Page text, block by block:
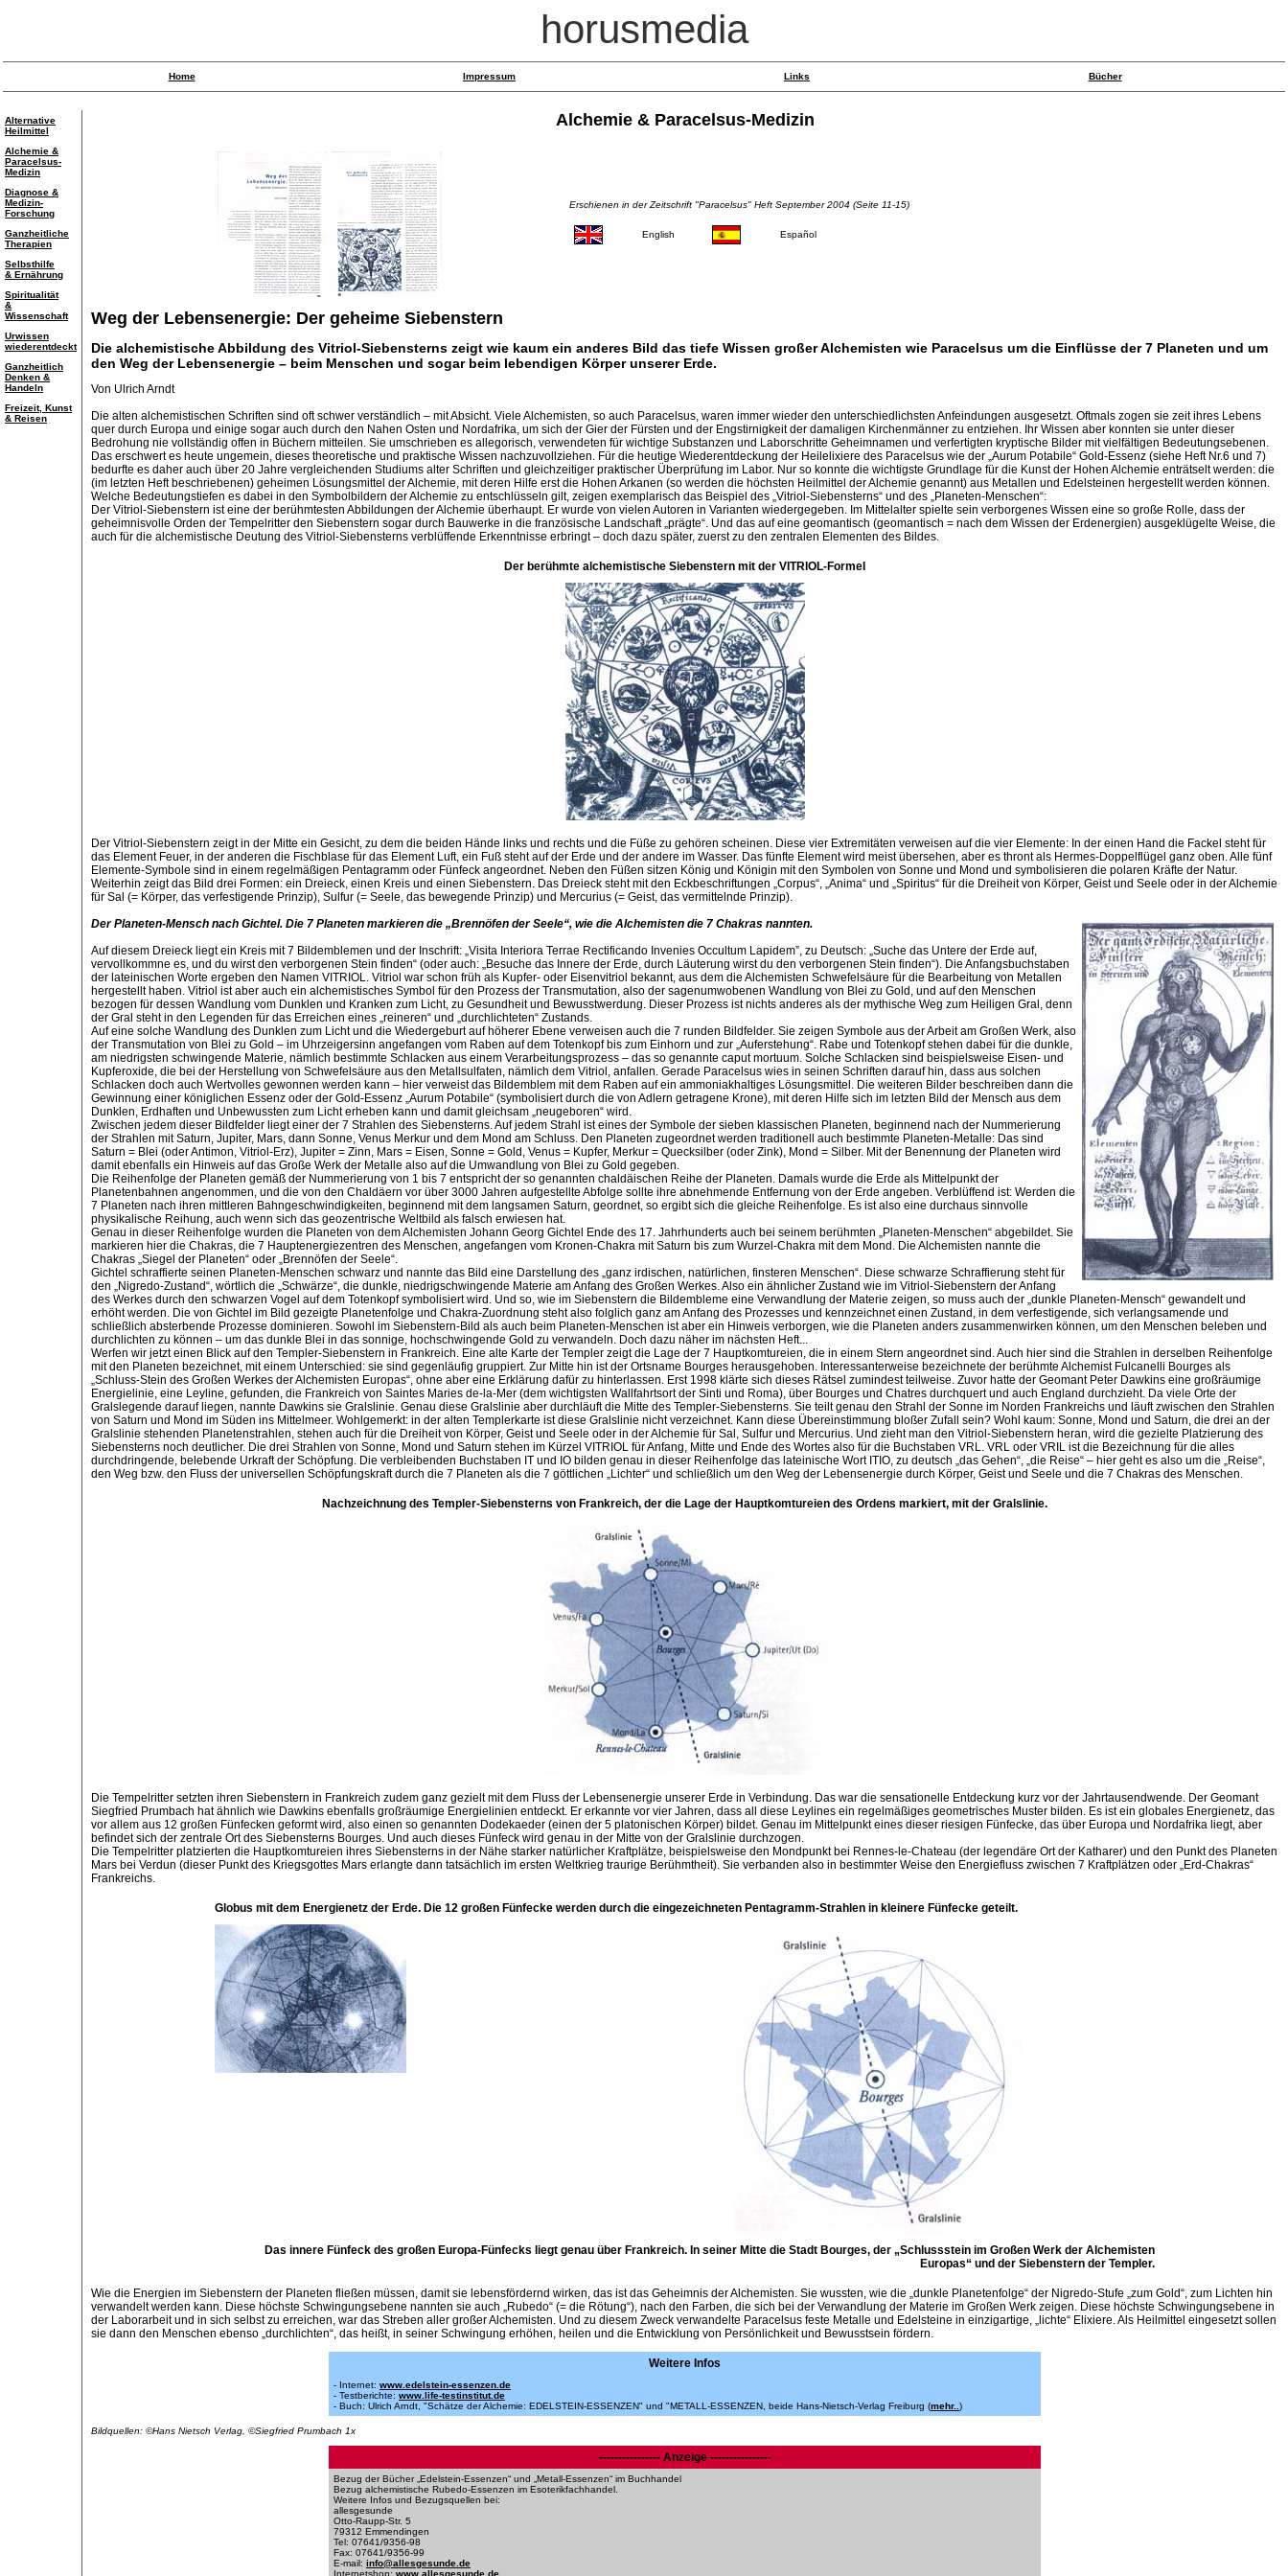
horusmedia
Home Impressum Links Bücher
Alternative
Heilmittel
Alchemie &
Paracelsus-
Medizin
Diagnose &
Medizin-
Forschung
Ganzheitliche
Therapien
Selbsthilfe
& Ernährung
Spiritualität
&
Wissenschaft
Urwissen
wiederentdeckt
Ganzheitlich
Denken &
Handeln
Freizeit, Kunst
& Reisen
Alchemie & Paracelsus-Medizin
Erschienen in der Zeitschrift "Paracelsus" Heft September 2004 (Seite 11-15)
English Español
Weg der Lebensenergie: Der geheime Siebenstern
Die alchemistische Abbildung des Vitriol-Siebensterns zeigt wie kaum ein anderes Bild das tiefe Wissen großer Alchemisten wie Paracelsus um die Einflüsse der 7 Planeten und um
den Weg der Lebensenergie – beim Menschen und sogar beim lebendigen Körper unserer Erde.
Von Ulrich Arndt
Die alten alchemistischen Schriften sind oft schwer verständlich – mit Absicht. Viele Alchemisten, so auch Paracelsus, waren immer wieder den unterschiedlichsten Anfeindungen ausgesetzt. Oftmals zogen sie zeit ihres Lebens
quer durch Europa und einige sogar auch durch den Nahen Osten und Nordafrika, um sich der Gier der Fürsten und der Engstirnigkeit der damaligen Kirchenmänner zu entziehen. Ihr Wissen aber konnten sie unter dieser
Bedrohung nie vollständig offen in Büchern mitteilen. Sie umschrieben es allegorisch, verwendeten für wichtige Substanzen und Laborschritte Geheimnamen und verfertigten kryptische Bilder mit vielfältigen Bedeutungsebenen.
Das erschwert es heute ungemein, dieses theoretische und praktische Wissen nachzuvollziehen. Für die heutige Wiederentdeckung der Heilelixiere des Paracelsus wie der „Aurum Potabile“ Gold-Essenz (siehe Heft Nr.6 und 7)
bedurfte es daher auch über 20 Jahre vergleichenden Studiums alter Schriften und gleichzeitiger praktischer Überprüfung im Labor. Nur so konnte die wichtigste Grundlage für die Kunst der Hohen Alchemie enträtselt werden: die
(im letzten Heft beschriebenen) geheimen Lösungsmittel der Alchemie, mit deren Hilfe erst die Hohen Arkanen (so werden die höchsten Heilmittel der Alchemie genannt) aus Metallen und Edelsteinen hergestellt werden können.
Welche Bedeutungstiefen es dabei in den Symbolbildern der Alchemie zu entschlüsseln gilt, zeigen exemplarisch das Beispiel des „Vitriol-Siebensterns“ und des „Planeten-Menschen“:
Der Vitriol-Siebenstern ist eine der berühmtesten Abbildungen der Alchemie überhaupt. Er wurde von vielen Autoren in Varianten wiedergegeben. Im Mittelalter spielte sein verborgenes Wissen eine so große Rolle, dass der
geheimnisvolle Orden der Tempelritter den Siebenstern sogar durch Bauwerke in die französische Landschaft „prägte“. Und das auf eine geomantisch (geomantisch = nach dem Wissen der Erdenergien) ausgeklügelte Weise, die
auch für die alchemistische Deutung des Vitriol-Siebensterns verblüffende Erkenntnisse erbringt – doch dazu später, zuerst zu den zentralen Elementen des Bildes.
Der berühmte alchemistische Siebenstern mit der VITRIOL-Formel
Der Vitriol-Siebenstern zeigt in der Mitte ein Gesicht, zu dem die beiden Hände links und rechts und die Füße zu gehören scheinen. Diese vier Extremitäten verweisen auf die vier Elemente: In der einen Hand die Fackel steht für
das Element Feuer, in der anderen die Fischblase für das Element Luft, ein Fuß steht auf der Erde und der andere im Wasser. Das fünfte Element wird meist übersehen, aber es thront als Hermes-Doppelflügel ganz oben. Alle fünf
Elemente-Symbole sind in einem regelmäßigen Pentagramm oder Fünfeck angeordnet. Neben den Füßen sitzen König und Königin mit den Symbolen von Sonne und Mond und symbolisieren die polaren Kräfte der Natur.
Weiterhin zeigt das Bild drei Formen: ein Dreieck, einen Kreis und einen Siebenstern. Das Dreieck steht mit den Eckbeschriftungen „Corpus“, „Anima“ und „Spiritus“ für die Dreiheit von Körper, Geist und Seele oder in der Alchemie
für Sal (= Körper, das verfestigende Prinzip), Sulfur (= Seele, das bewegende Prinzip) und Mercurius (= Geist, das vermittelnde Prinzip).
Der Planeten-Mensch nach Gichtel. Die 7 Planeten markieren die „Brennöfen der Seele“, wie die Alchemisten die 7 Chakras nannten.
Auf diesem Dreieck liegt ein Kreis mit 7 Bildemblemen und der Inschrift: „Visita Interiora Terrae Rectificando Invenies Occultum Lapidem”, zu Deutsch: „Suche das Untere der Erde auf,
vervollkommne es, und du wirst den verborgenen Stein finden“ (oder auch: „Besuche das Innere der Erde, durch Läuterung wirst du den verborgenen Stein finden“). Die Anfangsbuchstaben
der lateinischen Worte ergeben den Namen VITRIOL. Vitriol war schon früh als Kupfer- oder Eisenvitriol bekannt, aus dem die Alchemisten Schwefelsäure für die Bearbeitung von Metallen
hergestellt haben. Vitriol ist aber auch ein alchemistisches Symbol für den Prozess der Transmutation, also der sagenumwobenen Wandlung von Blei zu Gold, und auf den Menschen
bezogen für dessen Wandlung vom Dunklen und Kranken zum Licht, zu Gesundheit und Bewusstwerdung. Dieser Prozess ist nichts anderes als der mythische Weg zum Heiligen Gral, denn
der Gral steht in den Legenden für das Erreichen eines „reineren“ und „durchlichteten“ Zustands.
Auf eine solche Wandlung des Dunklen zum Licht und die Wiedergeburt auf höherer Ebene verweisen auch die 7 runden Bildfelder. Sie zeigen Symbole aus der Arbeit am Großen Werk, also
der Transmutation von Blei zu Gold – im Uhrzeigersinn angefangen vom Raben auf dem Totenkopf bis zum Einhorn und zur „Auferstehung“. Rabe und Totenkopf stehen dabei für die dunkle,
am niedrigsten schwingende Materie, nämlich bestimmte Schlacken aus einem Verarbeitungsprozess – das so genannte caput mortuum. Solche Schlacken sind beispielsweise Eisen- und
Kupferoxide, die bei der Herstellung von Schwefelsäure aus den Metallsulfaten, nämlich dem Vitriol, anfallen. Gerade Paracelsus wies in seinen Schriften darauf hin, dass aus solchen
Schlacken doch auch Wertvolles gewonnen werden kann – hier verweist das Bildemblem mit dem Raben auf ein ammoniakhaltiges Lösungsmittel. Die weiteren Bilder beschreiben dann die
Gewinnung einer königlichen Essenz oder der Gold-Essenz „Aurum Potabile“ (symbolisiert durch die von Adlern getragene Krone), mit deren Hilfe sich im letzten Bild der Mensch aus dem
Dunklen, Erdhaften und Unbewussten zum Licht erheben kann und damit gleichsam „neugeboren“ wird.
Zwischen jedem dieser Bildfelder liegt einer der 7 Strahlen des Siebensterns. Auf jedem Strahl ist eines der Symbole der sieben klassischen Planeten, beginnend nach der Nummerierung
der Strahlen mit Saturn, Jupiter, Mars, dann Sonne, Venus Merkur und dem Mond am Schluss. Den Planeten zugeordnet werden traditionell auch bestimmte Planeten-Metalle: Das sind
Saturn = Blei (oder Antimon, Vitriol-Erz), Jupiter = Zinn, Mars = Eisen, Sonne = Gold, Venus = Kupfer, Merkur = Quecksilber (oder Zink), Mond = Silber. Mit der Benennung der Planeten wird
damit ebenfalls ein Hinweis auf das Große Werk der Metalle also auf die Umwandlung von Blei zu Gold gegeben.
Die Reihenfolge der Planeten gemäß der Nummerierung von 1 bis 7 entspricht der so genannten chaldäischen Reihe der Planeten. Damals wurde die Erde als Mittelpunkt der
Planetenbahnen angenommen, und die von den Chaldäern vor über 3000 Jahren aufgestellte Abfolge sollte ihre abnehmende Entfernung von der Erde angeben. Verblüffend ist: Werden die
7 Planeten nach ihren mittleren Bahngeschwindigkeiten, beginnend mit dem langsamen Saturn, geordnet, so ergibt sich die gleiche Reihenfolge. Es ist also eine durchaus sinnvolle
physikalische Reihung, auch wenn sich das geozentrische Weltbild als falsch erwiesen hat.
Genau in dieser Reihenfolge wurden die Planeten von dem Alchemisten Johann Georg Gichtel Ende des 17. Jahrhunderts auch bei seinem berühmten „Planeten-Menschen“ abgebildet. Sie
markieren hier die Chakras, die 7 Hauptenergiezentren des Menschen, angefangen vom Kronen-Chakra mit Saturn bis zum Wurzel-Chakra mit dem Mond. Die Alchemisten nannte die
Chakras „Siegel der Planeten“ oder „Brennöfen der Seele“.
Gichtel schraffierte seinen Planeten-Menschen schwarz und nannte das Bild eine Darstellung des „ganz irdischen, natürlichen, finsteren Menschen“. Diese schwarze Schraffierung steht für
den „Nigredo-Zustand“, wörtlich die „Schwärze“, die dunkle, niedrigschwingende Materie am Anfang des Großen Werkes. Also ein ähnlicher Zustand wie im Vitriol-Siebenstern der Anfang
des Werkes durch den schwarzen Vogel auf dem Totenkopf symbolisiert wird. Und so, wie im Siebenstern die Bildembleme eine Verwandlung der Materie zeigen, so muss auch der „dunkle Planeten-Mensch“ gewandelt und
erhöht werden. Die von Gichtel im Bild gezeigte Planetenfolge und Chakra-Zuordnung steht also folglich ganz am Anfang des Prozesses und kennzeichnet einen Zustand, in dem verfestigende, sich verlangsamende und
schließlich absterbende Prozesse dominieren. Sowohl im Siebenstern-Bild als auch beim Planeten-Menschen ist aber ein Hinweis verborgen, wie die Planeten anders zusammenwirken können, um den Menschen beleben und
durchlichten zu können – um das dunkle Blei in das sonnige, hochschwingende Gold zu verwandeln. Doch dazu näher im nächsten Heft...
Werfen wir jetzt einen Blick auf den Templer-Siebenstern in Frankreich. Eine alte Karte der Templer zeigt die Lage der 7 Hauptkomtureien, die in einem Stern angeordnet sind. Auch hier sind die Strahlen in derselben Reihenfolge
mit den Planeten bezeichnet, mit einem Unterschied: sie sind gegenläufig gruppiert. Zur Mitte hin ist der Ortsname Bourges herausgehoben. Interessanterweise bezeichnete der berühmte Alchemist Fulcanelli Bourges als
„Schluss-Stein des Großen Werkes der Alchemisten Europas“, ohne aber eine Erklärung dafür zu hinterlassen. Erst 1998 klärte sich dieses Rätsel zumindest teilweise. Zuvor hatte der Geomant Peter Dawkins eine großräumige
Energielinie, eine Leyline, gefunden, die Frankreich von Saintes Maries de-la-Mer (dem wichtigsten Wallfahrtsort der Sinti und Roma), über Bourges und Chatres durchquert und auch England durchzieht. Da viele Orte der
Gralslegende darauf liegen, nannte Dawkins sie Gralslinie. Genau diese Gralslinie aber durchläuft die Mitte des Templer-Siebensterns. Sie teilt genau den Strahl der Sonne im Norden Frankreichs und läuft zwischen den Strahlen
von Saturn und Mond im Süden ins Mittelmeer. Wohlgemerkt: in der alten Templerkarte ist diese Gralslinie nicht verzeichnet. Kann diese Übereinstimmung bloßer Zufall sein? Wohl kaum: Sonne, Mond und Saturn, die drei an der
Gralslinie stehenden Planetenstrahlen, stehen auch für die Dreiheit von Körper, Geist und Seele oder in der Alchemie für Sal, Sulfur und Mercurius. Und zieht man den Vitriol-Siebenstern heran, wird die gezielte Platzierung des
Siebensterns noch deutlicher. Die drei Strahlen von Sonne, Mond und Saturn stehen im Kürzel VITRIOL für Anfang, Mitte und Ende des Wortes also für die Buchstaben VRL. VRL oder VRIL ist die Bezeichnung für die alles
durchdringende, belebende Urkraft der Schöpfung. Die verbleibenden Buchstaben IT und IO bilden genau in dieser Reihenfolge das lateinische Wort ITIO, zu deutsch „das Gehen“, „die Reise“ – hier geht es also um die „Reise“,
den Weg bzw. den Fluss der universellen Schöpfungskraft durch die 7 Planeten als die 7 göttlichen „Lichter“ und schließlich um den Weg der Lebensenergie durch Körper, Geist und Seele und die 7 Chakras des Menschen.
Nachzeichnung des Templer-Siebensterns von Frankreich, der die Lage der Hauptkomtureien des Ordens markiert, mit der Gralslinie.
Die Tempelritter setzten ihren Siebenstern in Frankreich zudem ganz gezielt mit dem Fluss der Lebensenergie unserer Erde in Verbindung. Das war die sensationelle Entdeckung kurz vor der Jahrtausendwende. Der Geomant
Siegfried Prumbach hat ähnlich wie Dawkins ebenfalls großräumige Energielinien entdeckt. Er erkannte vor vier Jahren, dass all diese Leylines ein regelmäßiges geometrisches Muster bilden. Es ist ein globales Energienetz, das
vor allem aus 12 großen Fünfecken geformt wird, also einen so genannten Dodekaeder (einen der 5 platonischen Körper) bildet. Genau im Mittelpunkt eines dieser riesigen Fünfecke, das über Europa und Nordafrika liegt, aber
befindet sich der zentrale Ort des Siebensterns Bourges. Und auch dieses Fünfeck wird genau in der Mitte von der Gralslinie durchzogen.
Die Tempelritter platzierten die Hauptkomtureien ihres Siebensterns in der Nähe starker natürlicher Kraftplätze, beispielsweise den Mondpunkt bei Rennes-le-Chateau (der legendäre Ort der Katharer) und den Punkt des Planeten
Mars bei Verdun (dieser Punkt des Kriegsgottes Mars erlangte dann tatsächlich im ersten Weltkrieg traurige Berühmtheit). Sie verbanden also in bestimmter Weise den Energiefluss zwischen 7 Kraftplätzen oder „Erd-Chakras“
Frankreichs.
Globus mit dem Energienetz der Erde. Die 12 großen Fünfecke werden durch die eingezeichneten Pentagramm-Strahlen in kleinere Fünfecke geteilt.
Das innere Fünfeck des großen Europa-Fünfecks liegt genau über Frankreich. In seiner Mitte die Stadt Bourges, der „Schlussstein im Großen Werk der Alchemisten
Europas“ und der Siebenstern der Templer.
Wie die Energien im Siebenstern der Planeten fließen müssen, damit sie lebensfördernd wirken, das ist das Geheimnis der Alchemisten. Sie wussten, wie die „dunkle Planetenfolge“ der Nigredo-Stufe „zum Gold“, zum Lichten hin
verwandelt werden kann. Diese höchste Schwingungsebene nannten sie auch „Rubedo“ (= die Rötung“), nach den Farben, die sich bei der Verwandlung der Materie im Großen Werk zeigen. Diese höchste Schwingungsebene in
der Laborarbeit und in sich selbst zu erreichen, war das Streben aller großer Alchemisten. Und zu diesem Zweck verwandelte Paracelsus feste Metalle und Edelsteine in einzigartige, „lichte“ Elixiere. Als Heilmittel eingesetzt sollen
sie dann den Menschen ebenso „durchlichten“, das heißt, in seiner Schwingung erhöhen, heilen und die Entwicklung von Persönlichkeit und Bewusstsein fördern.
Weitere Infos
- Internet: www.edelstein-essenzen.de
- Testberichte: www.life-testinstitut.de
- Buch: Ulrich Arndt, "Schätze der Alchemie: EDELSTEIN-ESSENZEN" und "METALL-ESSENZEN, beide Hans-Nietsch-Verlag Freiburg (mehr.. )
Bildquellen: ©Hans Nietsch Verlag, ©Siegfried Prumbach 1x
---------------- Anzeige ----------------
Bezug der Bücher „Edelstein-Essenzen“ und „Metall-Essenzen“ im Buchhandel
Bezug alchemistische Rubedo-Essenzen im Esoterikfachhandel.
Weitere Infos und Bezugsquellen bei:
allesgesunde
Otto-Raupp-Str. 5
79312 Emmendingen
Tel: 07641/9356-98
Fax: 07641/9356-99
E-mail: info@allesgesunde.de
Internetshop: www.allesgesunde.de